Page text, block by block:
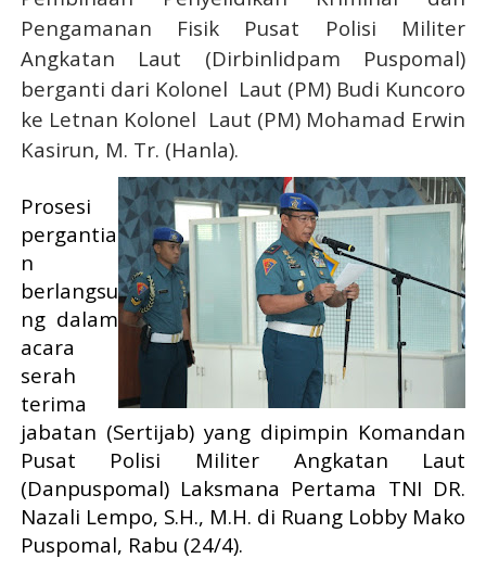
Pengamanan Fisik Pusat Polisi Militer
Angkatan Laut (Dirbinlidpam Puspomal)
berganti dari Kolonel Laut (PM) Budi Kuncoro
ke Letnan Kolonel Laut (PM) Mohamad Erwin
Kasirun, M. Tr. (Hanla).
Prosesi
pergantia
n
berlangsu
ng dalam
acara
serah
terima
jabatan (Sertijab) yang dipimpin Komandan
Pusat Polisi Militer Angkatan Laut
(Danpuspomal) Laksmana Pertama TNI DR.
Nazali Lempo, S.H., M.H. di Ruang Lobby Mako
Puspomal, Rabu (24/4).